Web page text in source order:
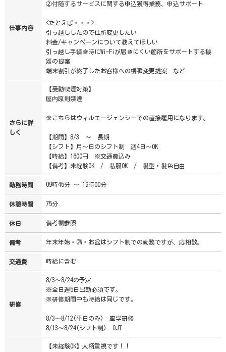
仕事内容
②付随するサービスに関する申込獲得業務、申込サポート
<たとえば・・・>
引っ越ししたので住所変更したい
料金/キャンペーンについて教えてほしい
引っ越し手続き時にWi-Fiが届きにくい箇所をサポートする機
器の提案
端末割引が終了したお客様への機種変更提案 など
さらに詳
しく
【受動喫煙対策】
屋内原則禁煙
※こちらはウィルエージェンシーでの直接雇用になります。
【期間】8/3 ～ 長期
【シフト】月～日のシフト制 週4日～OK
【時給】1600円 ※交通費込み
【備考】未経験OK / 私服OK / 髪型・髪色自由
勤務時間 09時45分 ～ 19時00分
休憩時間 75分
休日 備考欄参照
備考 年末年始・GW・お盆はシフト制での勤務ですが、応相談。
交通費 時給に含む
研修
8/3～8/24の予定
※全日週5日出勤必須です。
※研修期間中も時給は同じです。
8/3～8/12(平日のみ) 座学研修
8/13～8/24(シフト制) OJT
【未経験OK】人柄重視です！！